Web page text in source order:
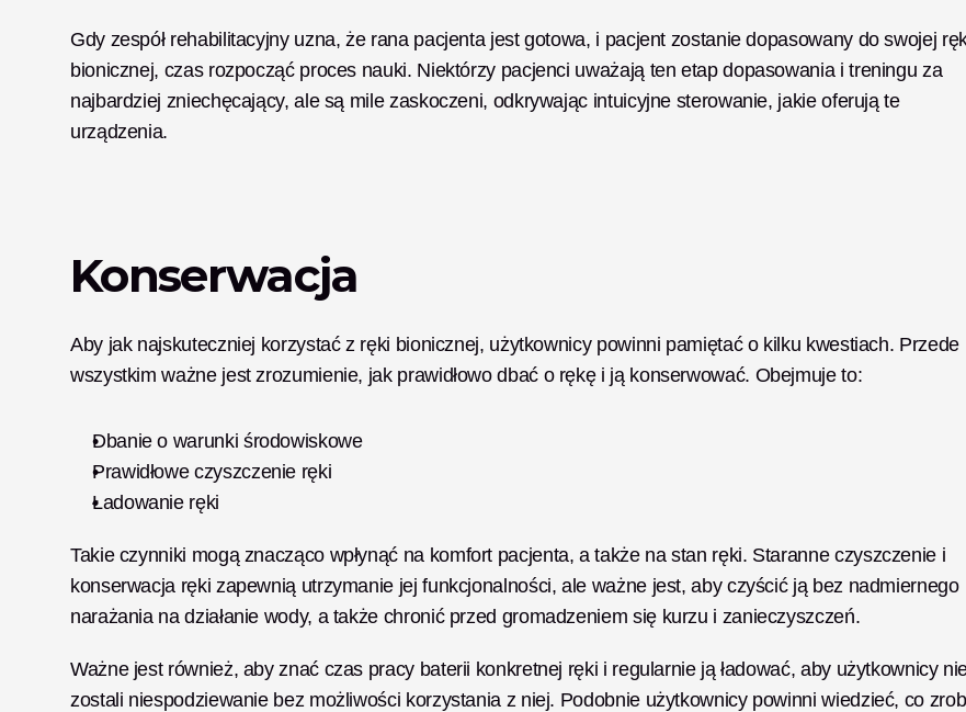
Gdy zespół rehabilitacyjny uzna, że rana pacjenta jest gotowa, i pacjent zostanie dopasowany do swojej
bionicznej, czas rozpocząć proces nauki. Niektórzy pacjenci uważają ten etap dopasowania i treningu za
najbardziej zniechęcający, ale są mile zaskoczeni, odkrywając intuicyjne sterowanie, jakie oferują te
urządzenia.
Konserwacja
Aby jak najskuteczniej korzystać z ręki bionicznej, użytkownicy powinni pamiętać o kilku kwestiach. Przede
wszystkim ważne jest zrozumienie, jak prawidłowo dbać o rękę i ją konserwować. Obejmuje to:
Dbanie o warunki środowiskowe
Prawidłowe czyszczenie ręki
Ładowanie ręki
Takie czynniki mogą znacząco wpłynąć na komfort pacjenta, a także na stan ręki. Staranne czyszczenie i
konserwacja ręki zapewnią utrzymanie jej funkcjonalności, ale ważne jest, aby czyścić ją bez nadmiernego
narażania na działanie wody, a także chronić przed gromadzeniem się kurzu i zanieczyszczeń.
Ważne jest również, aby znać czas pracy baterii konkretnej ręki i regularnie ją ładować, aby użytkownicy
zostali niespodziewanie bez możliwości korzystania z niej. Podobnie użytkownicy powinni wiedzieć, co